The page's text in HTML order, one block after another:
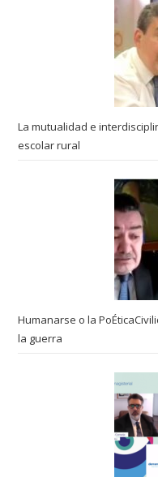
La mutualidad e
escolar rural
Humanarse o la
la guerra